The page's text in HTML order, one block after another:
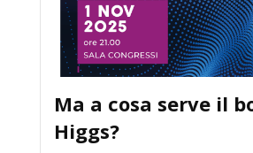
Ma a cosa serve il
Higgs?